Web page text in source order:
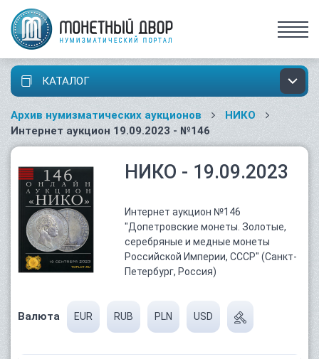
КАТАЛОГ
Архив нумизматических аукционов
НИКО
Интернет аукцион 19.09.2023 - №146
НИКО - 19.09.2023
Интернет аукцион №146
"Допетровские монеты. Золотые,
серебряные и медные монеты
Российской Империи, СССР" (Санкт-
Петербург, Россия)
Валюта EUR RUB PLN USD